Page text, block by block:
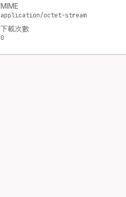
MIME
application/octet-stream
下載次數
0